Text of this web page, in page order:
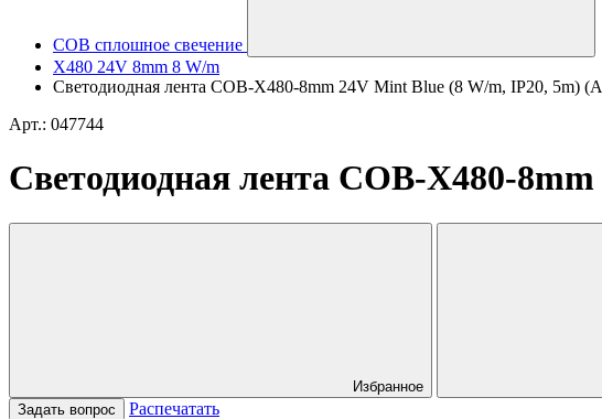
COB сплошное свечение
X480 24V 8mm 8 W/m
Светодиодная лента COB-X480-8mm 24V Mint Blue (8 W/m, IP20, 5m)
Арт.: 047744
Светодиодная лента COB-X480-
Избранное
Задать вопрос
Распечатать